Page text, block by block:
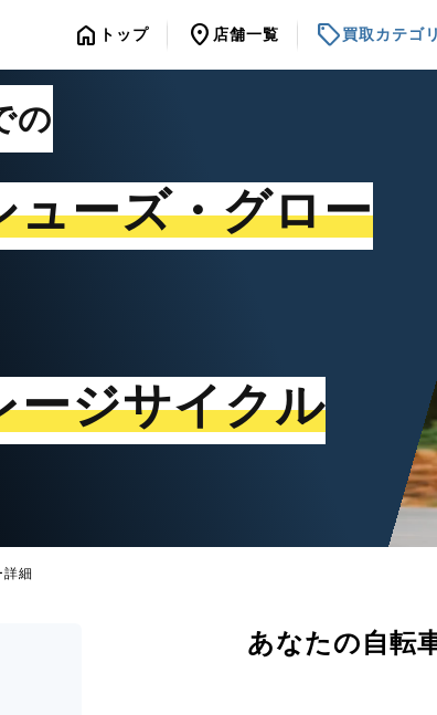
home トップ location_on 店舗一覧 sell買取カテゴ
の
ューズ・グロー
ージサイクル
詳細
あなたの自転車